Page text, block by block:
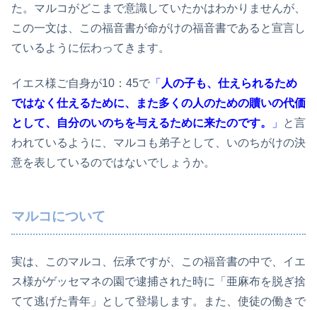
た。マルコがどこまで意識していたかはわかりませんが、
この一文は、この福音書が命がけの福音書であると宣言し
ているように伝わってきます。
イエス様ご自身が10：45で 「 人の子も、仕えられるため
ではなく仕えるために、また多くの人のための贖いの代価
として、自分のいのちを与えるために来たのです。
」
と言
われているように、マルコも弟子として、いのちがけの決
意を表しているのではないでしょうか。
マルコについて
実は、このマルコ、伝承ですが、この福音書の中で、イエ
ス様がゲッセマネの園で逮捕された時に「亜麻布を脱ぎ捨
てて逃げた青年」として登場します。また、使徒の働きで